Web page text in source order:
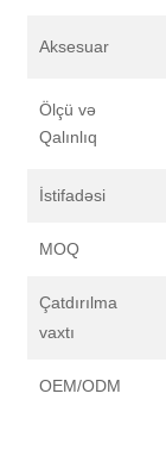
Aksesuar
Ölçü və
Qalınlıq
İstifadəsi
MOQ
Çatdırılma
vaxtı
OEM/ODM